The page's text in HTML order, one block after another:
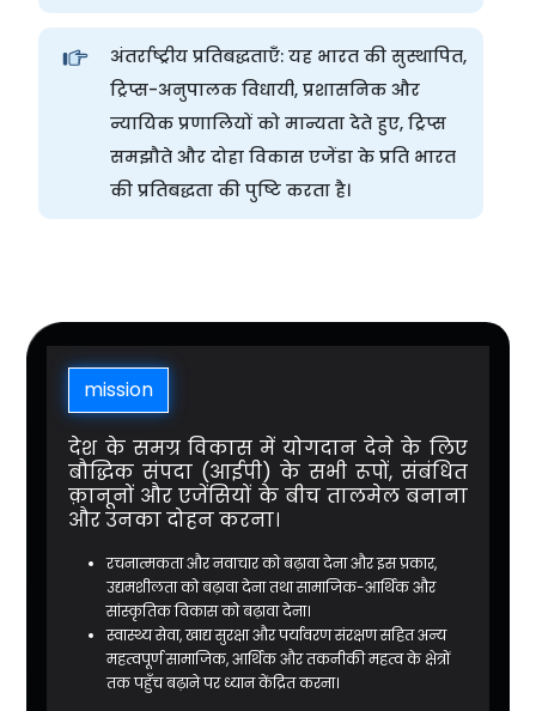
अंतर्राष्ट्रीय प्रतिबद्धताएँ: यह भारत की सुस्थापित,
ट्रिप्स-अनुपालक विधायी, प्रशासनिक और
न्यायिक प्रणालियों को मान्यता देते हुए, ट्रिप्स
समझौते और दोहा विकास एजेंडा के प्रति भारत
की प्रतिबद्धता की पुष्टि करता है।
mission
देश के समग्र विकास में योगदान देने के लिए
बौद्धिक संपदा (आईपी) के सभी रूपों, संबंधित
क़ानूनों और एजेंसियों के बीच तालमेल बनाना
और उनका दोहन करना।
रचनात्मकता और नवाचार को बढ़ावा देना और इस प्रकार,
उद्यमशीलता को बढ़ावा देना तथा सामाजिक-आर्थिक और
सांस्कृतिक विकास को बढ़ावा देना।
स्वास्थ्य सेवा, खाद्य सुरक्षा और पर्यावरण संरक्षण सहित अन्य
महत्वपूर्ण सामाजिक, आर्थिक और तकनीकी महत्व के क्षेत्रों
तक पहुँच बढ़ाने पर ध्यान केंद्रित करना।